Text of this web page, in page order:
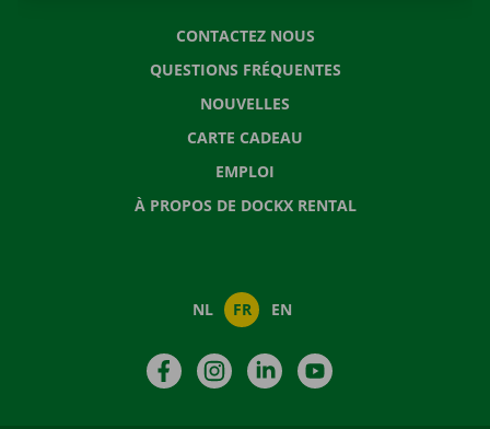
CONTACTEZ NOUS
QUESTIONS FRÉQUENTES
NOUVELLES
CARTE CADEAU
EMPLOI
À PROPOS DE DOCKX RENTAL
NL FR EN
FacebookInstagramLinkedIn